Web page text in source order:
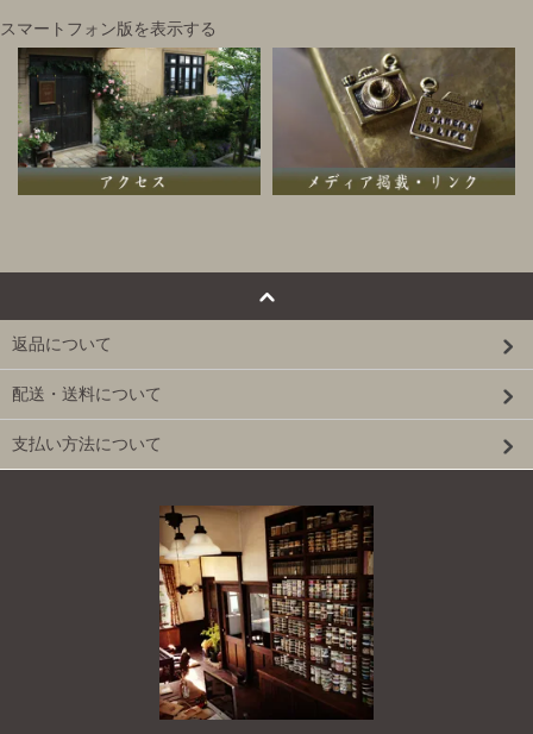
スマートフォン版を表示する
返品について
配送・送料について
支払い方法について